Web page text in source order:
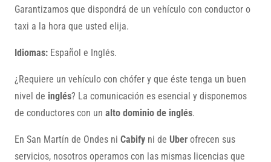
Garantizamos que dispondrá de un vehículo con conductor o
taxi a la hora que usted elija.
Idiomas: Español e Inglés.
¿Requiere un vehículo con chófer y que éste tenga un buen
nivel de inglés? La comunicación es esencial y disponemos
de conductores con un alto dominio de inglés.
En San Martín de Ondes ni Cabify ni de Uber ofrecen sus
servicios, nosotros operamos con las mismas licencias que